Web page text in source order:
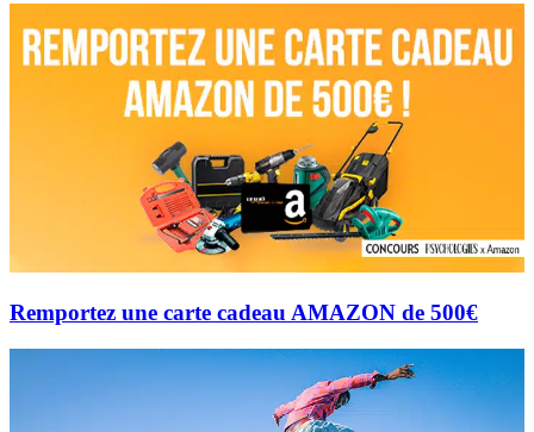
Remportez une carte cadeau AMAZON de 500€